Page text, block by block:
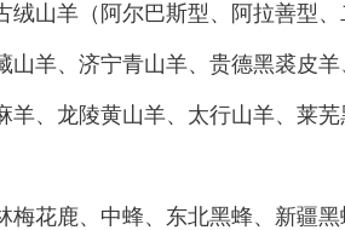
羊（阿尔巴斯型、阿拉善型、
山羊、济宁青山羊、贵德黑裘皮
羊、龙陵黄山羊、太行山羊、莱
花鹿、中蜂、东北黑蜂、新疆黑